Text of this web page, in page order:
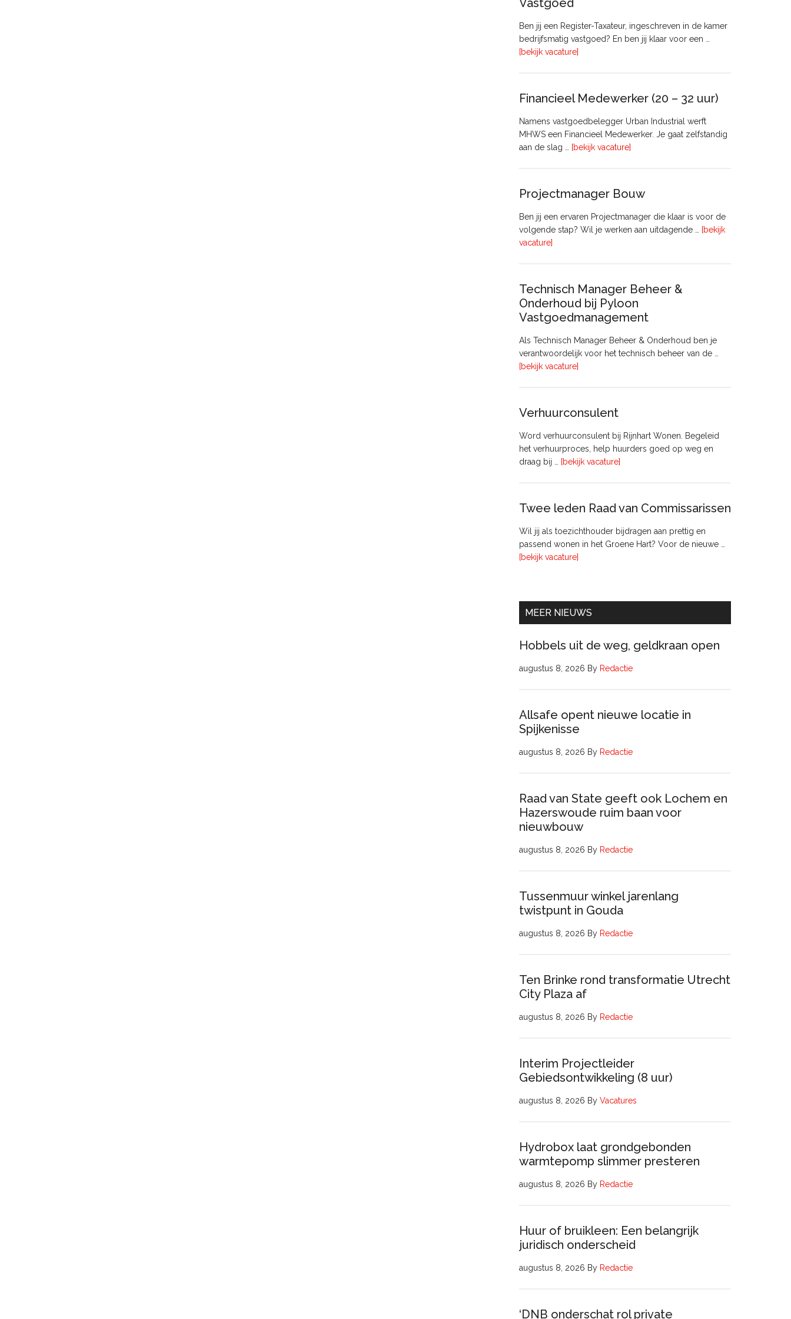
Vastgoed
Ben jij een Register-Taxateur, ingeschreven in de kamer
bedrijfsmatig vastgoed? En ben jij klaar voor een …
[bekijk vacature]
Financieel Medewerker (20 – 32 uur)
Namens vastgoedbelegger Urban Industrial werft
MHWS een Financieel Medewerker. Je gaat zelfstandig
aan de slag …
[bekijk vacature]
32
Projectmanager Bouw
Ben jij een ervaren Projectmanager die klaar is voor de
volgende stap? Wil je werken aan uitdagende …
[bekijk
vacature]
Technisch Manager Beheer &
Onderhoud bij Pyloon
Vastgoedmanagement
Als Technisch Manager Beheer & Onderhoud ben je
verantwoordelijk voor het technisch beheer van de …
[bekijk vacature]
Onderhoud
Pyloon
Vastgoedmanagement
Verhuurconsulent
Word verhuurconsulent bij Rijnhart Wonen. Begeleid
het verhuurproces, help huurders goed op weg en
draag bij …
[bekijk vacature]
Twee leden Raad van Commissarissen
Wil jij als toezichthouder bijdragen aan prettig en
passend wonen in het Groene Hart? Voor de nieuwe …
[bekijk vacature]
Commissarissen
MEER NIEUWS
Hobbels uit de weg, geldkraan open
augustus 8, 2026 By Redactie
Allsafe opent nieuwe locatie in
Spijkenisse
augustus 8, 2026 By Redactie
Raad van State geeft ook Lochem en
Hazerswoude ruim baan voor
nieuwbouw
augustus 8, 2026 By Redactie
Tussenmuur winkel jarenlang
twistpunt in Gouda
augustus 8, 2026 By Redactie
Ten Brinke rond transformatie Utrecht
City Plaza af
augustus 8, 2026 By Redactie
Interim Projectleider
Gebiedsontwikkeling (8 uur)
augustus 8, 2026 By Vacatures
Hydrobox laat grondgebonden
warmtepomp slimmer presteren
augustus 8, 2026 By Redactie
Huur of bruikleen: Een belangrijk
juridisch onderscheid
augustus 8, 2026 By Redactie
‘DNB onderschat rol private